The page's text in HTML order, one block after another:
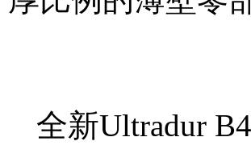
全新Ultradur